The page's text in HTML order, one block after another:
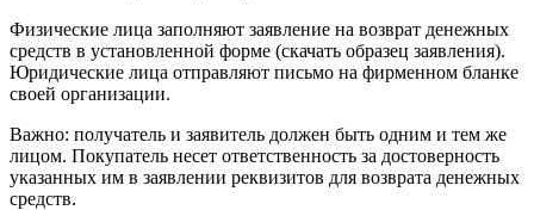
Физические лица заполняют заявление на возврат денежных
средств в установленной форме (скачать образец заявления).
Юридические лица отправляют письмо на фирменном бланке
своей организации.
Важно: получатель и заявитель должен быть одним и тем же
лицом. Покупатель несет ответственность за достоверность
указанных им в заявлении реквизитов для возврата денежных
средств.